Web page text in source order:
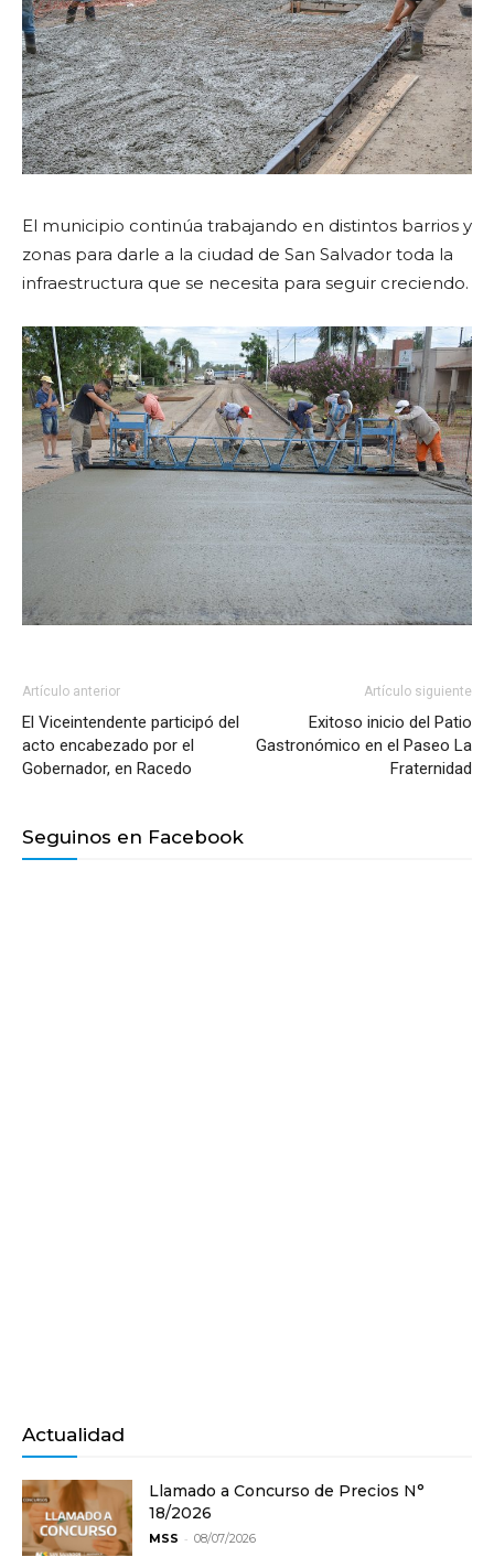
El municipio continúa trabajando en distintos barrios y
zonas para darle a la ciudad de San Salvador toda la
infraestructura que se necesita para seguir creciendo.
Artículo anterior
El Viceintendente participó del
acto encabezado por el
Gobernador, en Racedo
Artículo siguiente
Exitoso inicio del Patio
Gastronómico en el Paseo La
Fraternidad
Seguinos en Facebook
Actualidad
Llamado a Concurso de Precios N°
18/2026
MSS - 08/07/2026